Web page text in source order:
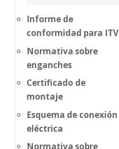
Informe de
conformidad para ITV
Normativa sobre
enganches
Certificado de
montaje
Esquema de conexión
eléctrica
Normativa sobre